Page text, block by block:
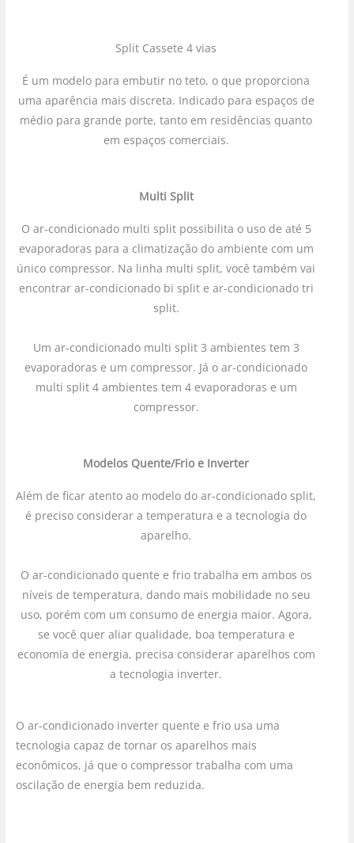
Split Cassete 4 vias
É um modelo para embutir no teto, o que proporciona
uma aparência mais discreta. Indicado para espaços de
médio para grande porte, tanto em residências quanto
em espaços comerciais.
Multi Split
O ar-condicionado multi split possibilita o uso de até 5
evaporadoras para a climatização do ambiente com um
único compressor. Na linha multi split, você também vai
encontrar ar-condicionado bi split e ar-condicionado tri
split.
Um ar-condicionado multi split 3 ambientes tem 3
evaporadoras e um compressor. Já o ar-condicionado
multi split 4 ambientes tem 4 evaporadoras e um
compressor.
Modelos Quente/Frio e Inverter
Além de ficar atento ao modelo do ar-condicionado split,
é preciso considerar a temperatura e a tecnologia do
aparelho.
O ar-condicionado quente e frio trabalha em ambos os
níveis de temperatura, dando mais mobilidade no seu
uso, porém com um consumo de energia maior. Agora,
se você quer aliar qualidade, boa temperatura e
economia de energia, precisa considerar aparelhos com
a tecnologia inverter.
O ar-condicionado inverter quente e frio usa uma
tecnologia capaz de tornar os aparelhos mais
econômicos, já que o compressor trabalha com uma
oscilação de energia bem reduzida.